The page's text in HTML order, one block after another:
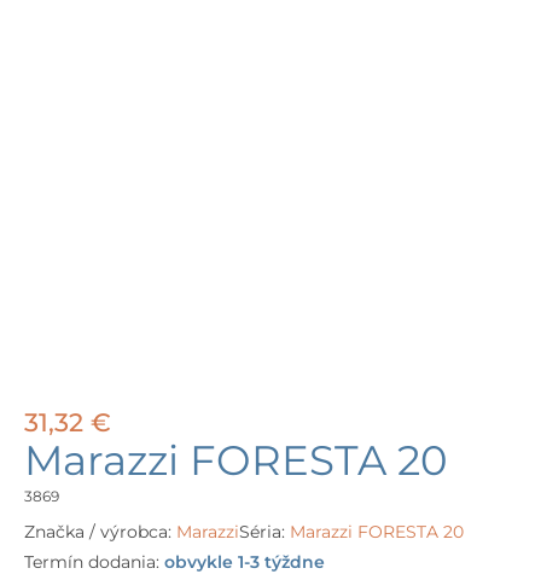
31,32 €
Marazzi FORESTA 20
3869
Značka / výrobca: MarazziSéria: Marazzi FORESTA 20
Termín dodania: obvykle 1-3 týždne